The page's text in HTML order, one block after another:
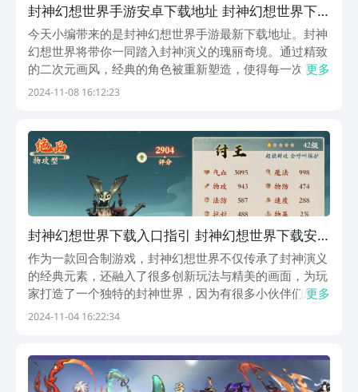
封神幻想世界手游安卓下载地址 封神幻想世界下
载链接
今天小编带来的是封神幻想世界手游最新下载地址。封神
幻想世界将带你一同踏入封神演义的瑰丽奇境。通过精致
的二次元画风，经典的角色被重新塑造，使得每一次冒险
都穿越到了那个神仙妖魔共存的古老时代。你是否准备好
约...
更多
2024-11-08 16:12:23
封神幻想世界下载入口指引 封神幻想世界下载安
装链接推荐
作为一款回合制游戏，封神幻想世界不仅传承了封神演义
的经典元素，还融入了很多创新玩法与精美的画面，为玩
家打造了一个独特的封神世界，因为有很多小伙伴们想要
游玩，所以下面就来分享下封神幻想世界下载入口，对游
更多
2024-11-04 16:22:34